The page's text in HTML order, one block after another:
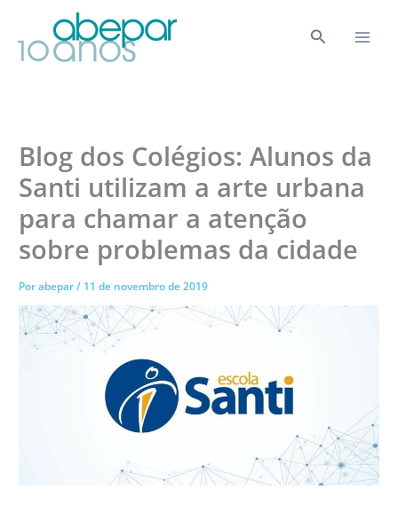
conteúdo
Pesquisar
Blog dos Colégios: Alunos da
Santi utilizam a arte urbana
para chamar a atenção
sobre problemas da cidade
Porabepar/ 11 de novembro de 2019